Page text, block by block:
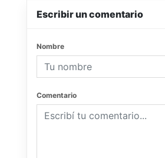
Escribir un comentario
Nombre
Comentario